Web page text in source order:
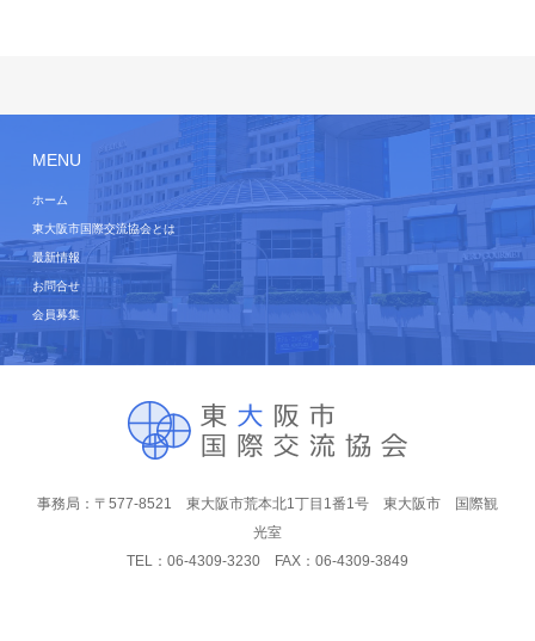
MENU
ホーム
東大阪市国際交流協会とは
最新情報
お問合せ
会員募集
事務局：〒577-8521 東大阪市荒本北1丁目1番1号 東大阪市 国際観
光室
TEL：06-4309-3230 FAX：06-4309-3849